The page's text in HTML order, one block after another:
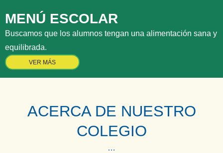
MENÚ ESCOLAR
Buscamos que los alumnos tengan una alimentación sana y
equilibrada.
VER MÁS
ACERCA DE NUESTRO
COLEGIO
…